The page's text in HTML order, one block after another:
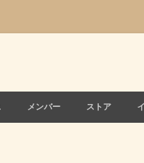
メンバー ストア